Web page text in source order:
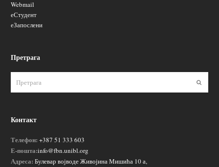
Webmail
еСтудент
еЗапослени
Претрага
Контакт
Телефон: +387 51 333 603
Е-пошта:info@fbn.unibl.org
Адреса: Булевар војводе Живојина Мишића 10 а,